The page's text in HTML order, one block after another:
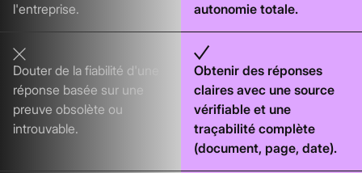
l'entreprise.
autonomie totale.
Douter de la fiabilité d'une
réponse basée sur une
preuve obsolète ou
introuvable.
Obtenir des réponses
claires avec une source
vérifiable et une
traçabilité complète
(document, page, date).